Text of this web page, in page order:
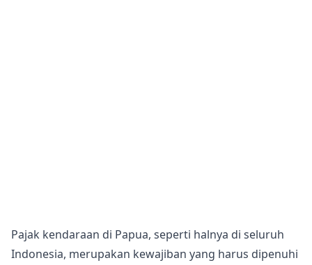
Pajak kendaraan di Papua, seperti halnya di seluruh
Indonesia, merupakan kewajiban yang harus dipenuhi